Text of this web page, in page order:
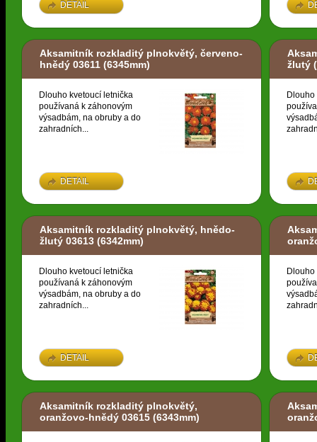
DETAIL
Aksamitník rozkladitý plnokvětý, červeno-
hnědý 03611 (6345mm)
Dlouho kvetoucí letnička
používaná k záhonovým
výsadbám, na obruby a do
zahradních...
DETAIL
žlutý
Aksamitník rozkladitý plnokvětý, hnědo-
žlutý 03613 (6342mm)
Dlouho kvetoucí letnička
používaná k záhonovým
výsadbám, na obruby a do
zahradních...
DETAIL
Aksamitník rozkladitý plnokvětý,
oranžovo-hnědý 03615 (6343mm)